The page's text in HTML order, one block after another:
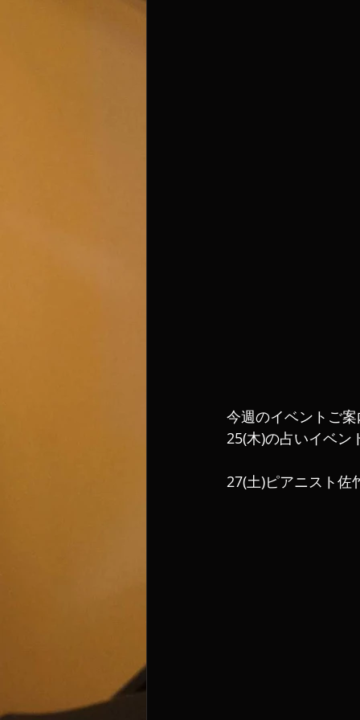
今週のイベントご
25(木)の占いイベン
27(土)ピアニスト佐